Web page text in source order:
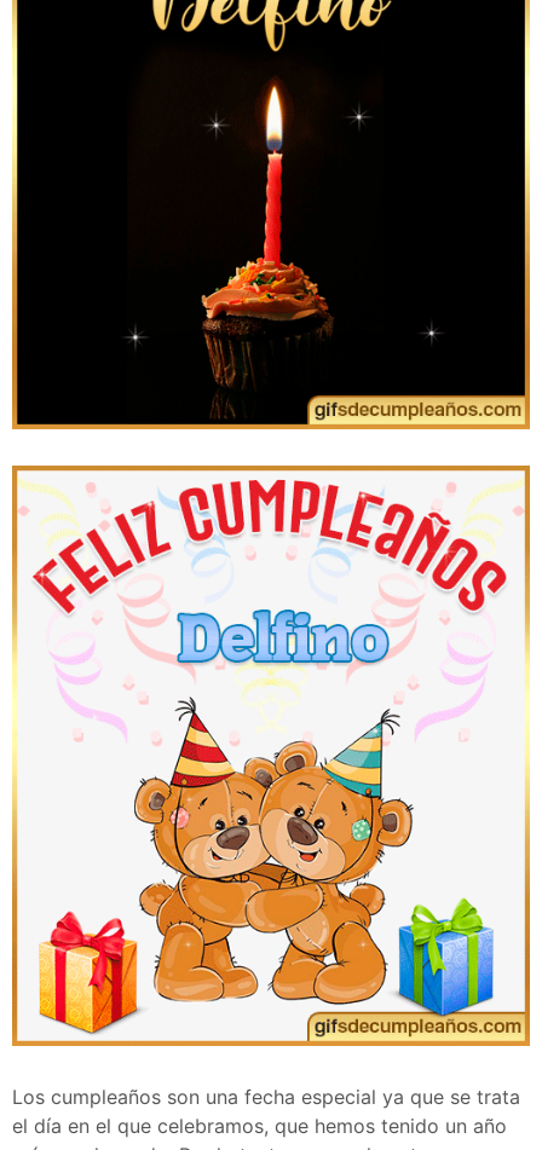
Los cumpleaños son una fecha especial ya que se trata
el día en el que celebramos, que hemos tenido un año